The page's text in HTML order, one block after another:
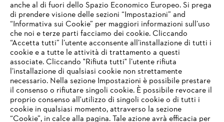
Service
Termini e condizioni generali Privacy policy
Note legali Cookies Informazioni legali
IHR BROWSER WIRD NICHT
UNTERSTÜTZT
Sie nutzen einen Browser, den wir noch nicht unterstützen. Für
eine optimale Nutzung unserer Seite empfehlen wir Ihnen, zu
einem der folgenden Browser zu wechseln:
anche al di fuori dello Spazio Economico Europeo. Si prega
di prendere visione delle sezioni “Impostazioni” and
“Informativa sui Cookie” per maggiori informazioni sull’uso
che noi e terze parti facciamo dei cookie. Cliccando
“Accetta tutti” l’utente acconsente all’installazione di tutti i
cookie e a tutte le attività di trattamento a questi
associate. Cliccando "Rifiuta tutti" l’utente rifiuta
l’installazione di qualsiasi cookie non strettamente
necessario. Nella sezione Impostazioni è possibile prestare
il consenso o rifiutare singoli cookie. È possibile revocare il
proprio consenso all'utilizzo di singoli cookie o di tutti i
cookie in qualsiasi momento, attraverso la sezione
“Cookie”, in calce alla pagina. Tale azione avrà efficacia per